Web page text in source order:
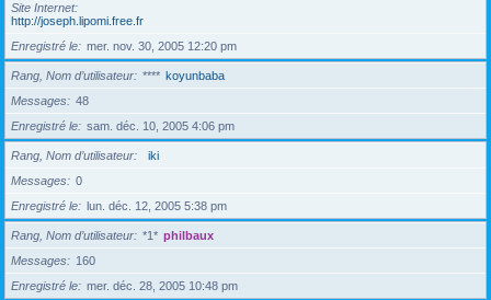
Site Internet
http://joseph.lipomi.free.fr
Enregistré le
mer. nov. 30, 2005 12:20 pm
Rang, Nom d’utilisateur **** koyunbaba
Messages
48
Enregistré le
sam. déc. 10, 2005 4:06 pm
Rang, Nom d’utilisateur
iki
Messages
0
Enregistré le
lun. déc. 12, 2005 5:38 pm
Rang, Nom d’utilisateur *1* philbaux
Messages
160
Enregistré le
mer. déc. 28, 2005 10:48 pm